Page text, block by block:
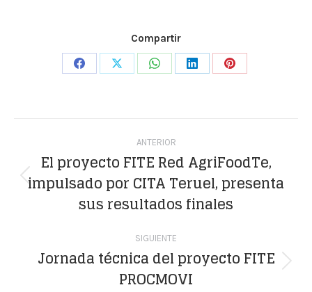
Compartir
Share
Share
Share
Share
Share
Navegación
entre
publicaciones
ANTERIOR
Publicación
anterior:
El proyecto FITE Red AgriFoodTe,
impulsado por CITA Teruel, presenta
sus resultados finales
SIGUIENTE
Publicación
siguiente:
Jornada técnica del proyecto FITE
PROCMOVI